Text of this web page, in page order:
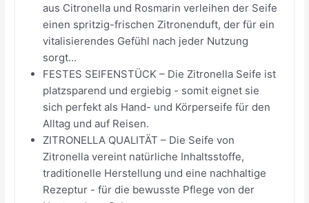
aus Citronella und Rosmarin verleihen der Seife
einen spritzig-frischen Zitronenduft, der für ein
vitalisierendes Gefühl nach jeder Nutzung
sorgt...
FESTES SEIFENSTÜCK – Die Zitronella Seife ist
platzsparend und ergiebig - somit eignet sie
sich perfekt als Hand- und Körperseife für den
Alltag und auf Reisen.
ZITRONELLA QUALITÄT – Die Seife von
Zitronella vereint natürliche Inhaltsstoffe,
traditionelle Herstellung und eine nachhaltige
Rezeptur - für die bewusste Pflege von der